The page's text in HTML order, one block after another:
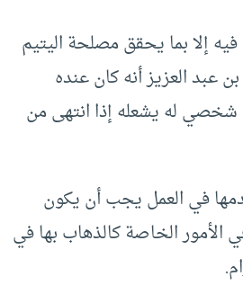
إلا بما يحقق مصلحة اليتيم
العزيز أنه كان عنده
شخصي له يشعله إذا انتهى من
في العمل يجب أن يكون
الأمور الخاصة كالذهاب بها في